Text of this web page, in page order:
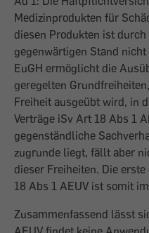
Medizinprodukten für
diesen Produkten ist
gegenwärtigen Stand
EuGH ermöglicht die
geregelten
Freiheit ausgeübt wird, in
Verträge iSv Art 18 Abs 1
gegenständliche
zugrunde liegt, fällt aber
dieser Freiheiten. Die
18 Abs 1 AEUV ist somit
Zusammenfassend lässt